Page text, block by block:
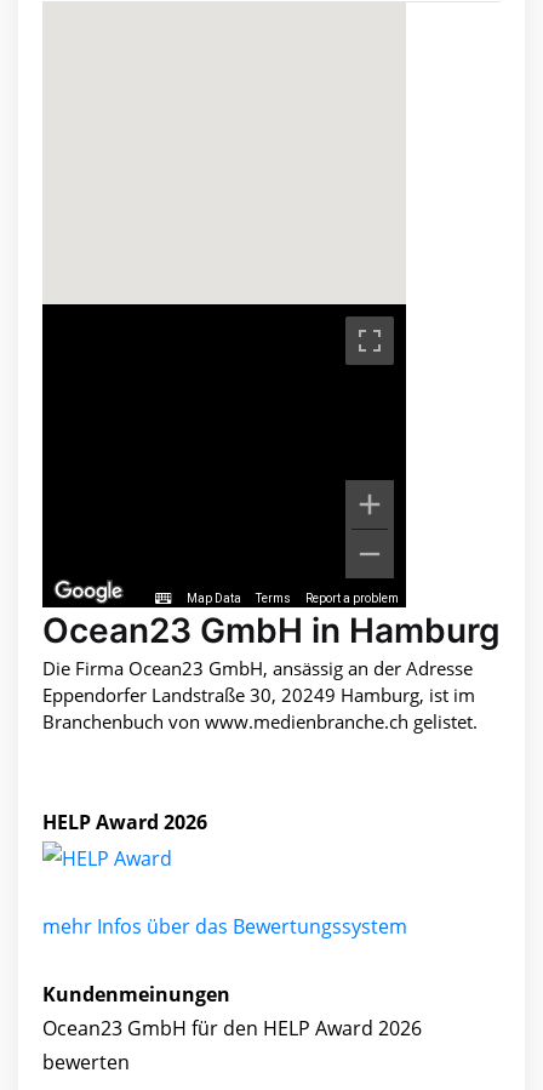
Map Data Terms Report a problem
Ocean23 GmbH in Hamburg
Die Firma Ocean23 GmbH, ansässig an der Adresse
Eppendorfer Landstraße 30, 20249 Hamburg, ist im
Branchenbuch von www.medienbranche.ch gelistet.
HELP Award 2026
mehr Infos über das Bewertungssystem
Kundenmeinungen
Ocean23 GmbH für den HELP Award 2026
bewerten